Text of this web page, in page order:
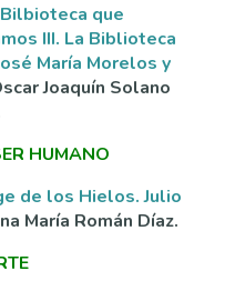
que
III. La Biblioteca
María Morelos y
Joaquín Solano
HUMANO
de los Hielos. Julio
María Román Díaz.